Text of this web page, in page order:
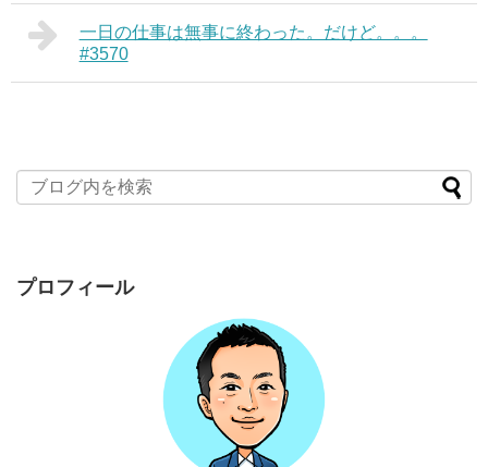
一日の仕事は無事に終わった。だけど。。。
#3570
プロフィール